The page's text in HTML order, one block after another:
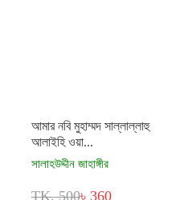
আমার নবি মুহাম্মদ সাল্লাল্লাহু
আলাইহি ওয়া...
সালাহউদ্দীন জাহাঙ্গীর
TK. 500৳ 360